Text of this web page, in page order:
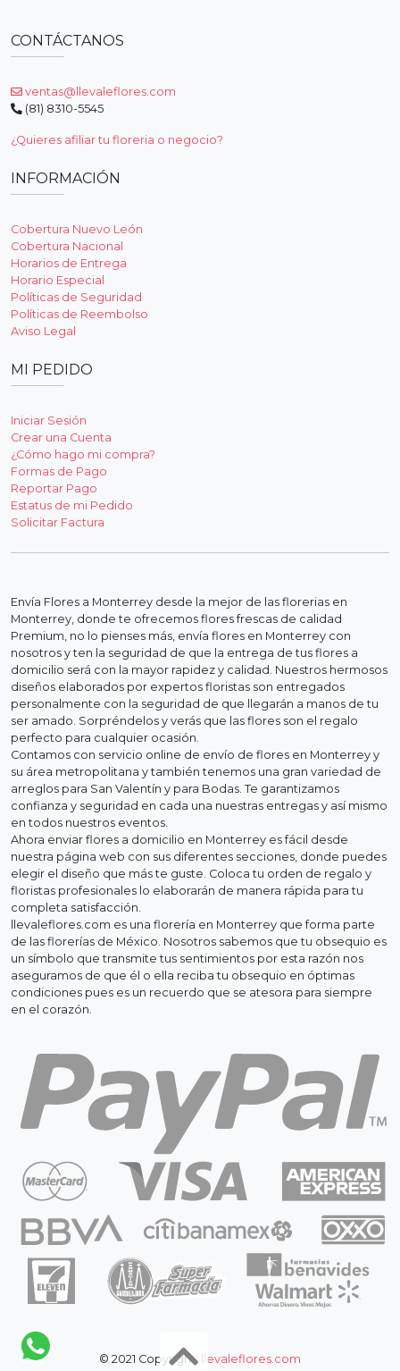
CONTÁCTANOS
ventas@llevaleflores.com
(81) 8310-5545
¿Quieres afiliar tu floreria o negocio?
INFORMACIÓN
Cobertura Nuevo León
Cobertura Nacional
Horarios de Entrega
Horario Especial
Políticas de Seguridad
Políticas de Reembolso
Aviso Legal
MI PEDIDO
Iniciar Sesión
Crear una Cuenta
¿Cómo hago mi compra?
Formas de Pago
Reportar Pago
Estatus de mi Pedido
Solicitar Factura
Envía Flores a Monterrey desde la mejor de las florerias en
Monterrey, donde te ofrecemos flores frescas de calidad
Premium, no lo pienses más, envía flores en Monterrey con
nosotros y ten la seguridad de que la entrega de tus flores a
domicilio será con la mayor rapidez y calidad. Nuestros hermosos
diseños elaborados por expertos floristas son entregados
personalmente con la seguridad de que llegarán a manos de tu
ser amado. Sorpréndelos y verás que las flores son el regalo
perfecto para cualquier ocasión.
Contamos con servicio online de envío de flores en Monterrey y
su área metropolitana y también tenemos una gran variedad de
arreglos para San Valentín y para Bodas. Te garantizamos
confianza y seguridad en cada una nuestras entregas y así mismo
en todos nuestros eventos.
Ahora enviar flores a domicilio en Monterrey es fácil desde
nuestra página web con sus diferentes secciones, donde puedes
elegir el diseño que más te guste. Coloca tu orden de regalo y
floristas profesionales lo elaborarán de manera rápida para tu
completa satisfacción.
llevaleflores.com es una florería en Monterrey que forma parte
de las florerías de México. Nosotros sabemos que tu obsequio es
un símbolo que transmite tus sentimientos por esta razón nos
aseguramos de que él o ella reciba tu obsequio en óptimas
condiciones pues es un recuerdo que se atesora para siempre
en el corazón.
© 2021 Copyright: llevaleflores.com